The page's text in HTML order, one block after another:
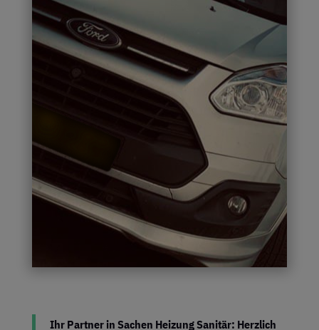
Ihr Partner in Sachen Heizung Sanitär: Herzlich